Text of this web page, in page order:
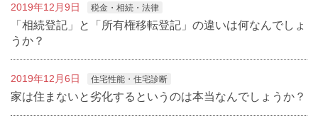
2019年12月9日 税金・相続・法律
「相続登記」と「所有権移転登記」の違いは何なんでしょ
うか？
2019年12月6日 住宅性能・住宅診断
家は住まないと劣化するというのは本当なんでしょうか？